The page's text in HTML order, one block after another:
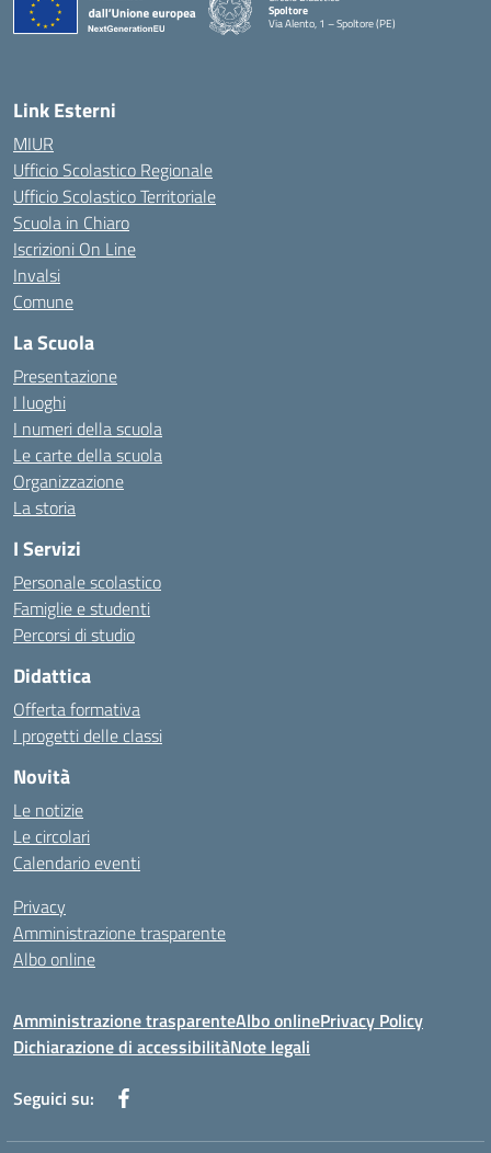
Spoltore
Via Alento, 1 – Spoltore (PE)
— Visita la pagina iniziale della scuola
Link Esterni
MIUR
Ufficio Scolastico Regionale
Ufficio Scolastico Territoriale
Scuola in Chiaro
Iscrizioni On Line
Invalsi
Comune
La Scuola
Presentazione
I luoghi
I numeri della scuola
Le carte della scuola
Organizzazione
La storia
I Servizi
Personale scolastico
Famiglie e studenti
Percorsi di studio
Didattica
Offerta formativa
I progetti delle classi
Novità
Le notizie
Le circolari
Calendario eventi
Privacy
Amministrazione trasparente
Albo online
Amministrazione trasparenteAlbo onlinePrivacy Policy
Dichiarazione di accessibilitàNote legali
Seguici su: